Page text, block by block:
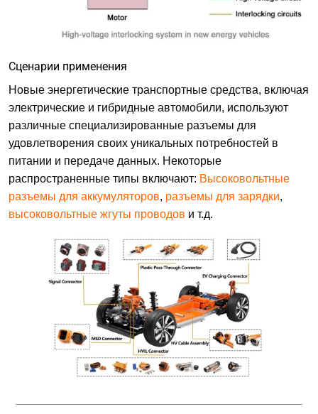
Сценарии применения
Новые энергетические транспортные средства, включая
электрические и гибридные автомобили, используют
различные специализированные разъемы для
удовлетворения своих уникальных потребностей в
питании и передаче данных. Некоторые
распространенные типы включают: Высоковольтные
разъемы для аккумуляторов, разъемы для зарядки,
высоковольтные жгуты проводов и т.д.